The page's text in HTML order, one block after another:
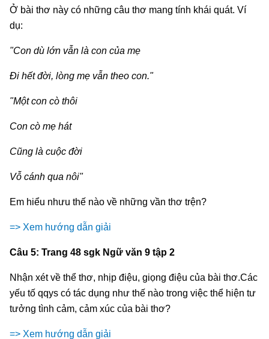
Ở bài thơ này có những câu thơ mang tính khái quát. Ví
dụ:
"Con dù lớn vẫn là con của mẹ
Đi hết đời, lòng mẹ vẫn theo con."
"Một con cò thôi
Con cò mẹ hát
Cũng là cuộc đời
Vỗ cánh qua nôi"
Em hiểu nhưu thế nào về những vần thơ trện?
=> Xem hướng dẫn giải
Câu 5: Trang 48 sgk Ngữ văn 9 tập 2
Nhận xét về thể thơ, nhịp điệu, giọng điệu của bài thơ.Các
yếu tố qqys có tác dụng như thế nào trong việc thể hiện tư
tưởng tình cảm, cảm xúc của bài thơ?
=> Xem hướng dẫn giải